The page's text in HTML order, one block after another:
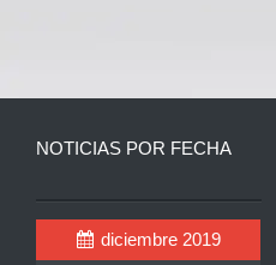
NOTICIAS POR FECHA
diciembre 2019